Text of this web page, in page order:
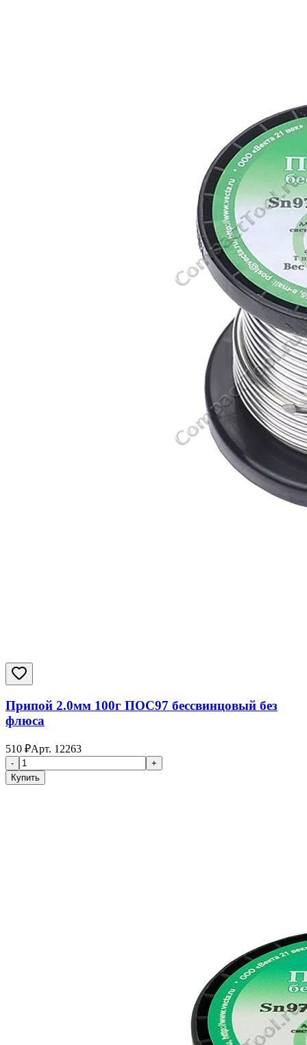
Припой 2.0мм 100г ПОС97 бессвинцовый без
флюса
510 ₽Арт. 12263
-
+
Купить